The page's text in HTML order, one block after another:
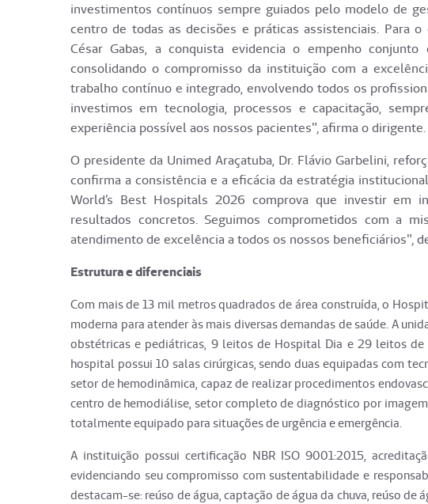
investimentos contínuos sempre guiados pelo modelo de
centro de todas as decisões e práticas assistenciais. Para
César Gabas, a conquista evidencia o empenho
consolidando o compromisso da instituição com a
trabalho contínuo e integrado, envolvendo todos os
investimos em tecnologia, processos e capacitação,
experiência possível aos nossos pacientes",afirma o dirigente.
O presidente da Unimed Araçatuba, Dr. Flávio Garbelini,
confirma a consistência e a eficácia da estratégia
World’s Best Hospitals 2026 comprova que investir em
resultados concretos. Seguimos comprometidos com a
atendimento de excelência a todos os nossos beneficiários",
Estrutura e diferenciais
Com mais de 13 mil metros quadrados de área construída, o
moderna para atender às mais diversas demandas de saúde. A
obstétricas e pediátricas, 9 leitos de Hospital Dia e 29 leitos
hospital possui 10 salas cirúrgicas, sendo duas equipadas com
setor de hemodinâmica, capaz de realizar procedimentos
centro de hemodiálise, setor completo de diagnóstico por
totalmente equipado para situações de urgência e emergência.
A instituição possui certificação NBR ISO 9001:2015,
evidenciando seu compromisso com sustentabilidade e
destacam-se: reúso de água, captação de água da chuva, reúso